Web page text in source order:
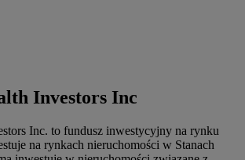
Investors Inc
Inc. to fundusz inwestycyjny na rynku
na rynkach nieruchomości w Stanach